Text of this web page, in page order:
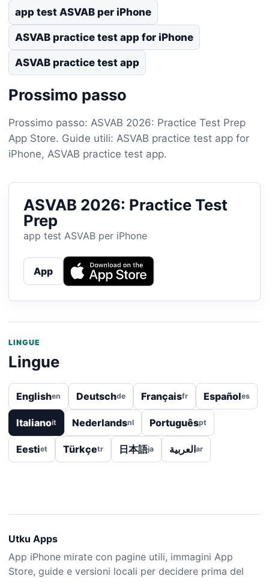
app test ASVAB per iPhone
ASVAB practice test app for iPhone
ASVAB practice test app
Prossimo passo
Prossimo passo: ASVAB 2026: Practice Test Prep
App Store. Guide utili: ASVAB practice test app for
iPhone, ASVAB practice test app.
ASVAB 2026: Practice Test
Prep
app test ASVAB per iPhone
App
LINGUE
Lingue
Englishen Deutschde Françaisfr Españoles
Italianoit Nederlandsnl Portuguêspt
Eestiet Türkçetr 日本語ja العربيةar
Utku Apps
App iPhone mirate con pagine utili, immagini App
Store, guide e versioni locali per decidere prima del